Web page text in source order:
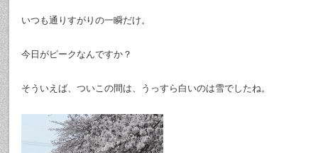
いつも通りすがりの一瞬だけ。
今日がピークなんですか？
そういえば、ついこの間は、うっすら白いのは雪でしたね。